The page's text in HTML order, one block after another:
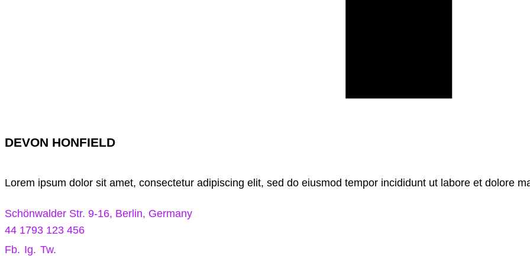
DEVON HONFIELD
Lorem ipsum dolor sit amet, consectetur adipiscing elit, sed do eiusmod tempor incididunt ut labore et dolore
Schönwalder Str. 9-16, Berlin, Germany
44 1793 123 456
Fb. Ig. Tw.